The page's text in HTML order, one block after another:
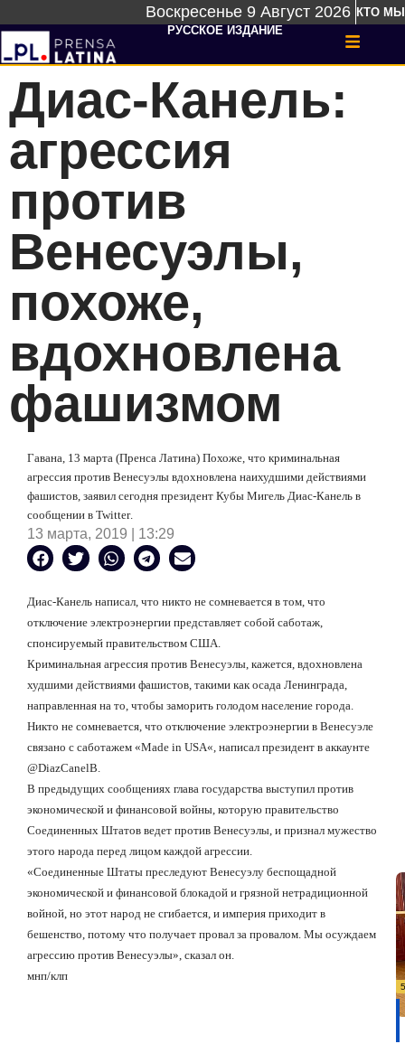
Воскресенье 9 Август 2026 КТО МЫ
РУССКОЕ ИЗДАНИЕ
Диас-Канель:
агрессия
против
Венесуэлы,
похоже,
вдохновлена ​​
фашизмом
Гавана, 13 марта (Пренса Латина) Похоже, что криминальная
агрессия против Венесуэлы вдохновлена наихудшими действиями
фашистов, заявил сегодня президент Кубы Мигель Диас-Канель в
сообщении в Twitter.
13 марта, 2019 | 13:29
Диас-Канель написал, что никто не сомневается в том, что
отключение электроэнергии представляет собой саботаж,
спонсируемый правительством США.
Криминальная агрессия против Венесуэлы, кажется, вдохновлена
худшими действиями фашистов, такими как осада Ленинграда,
направленная на то, чтобы заморить голодом население города.
Никто не сомневается, что отключение электроэнергии в Венесуэле
связано с саботажем «Made in USA«, написал президент в аккаунте
@DiazCanelB.
В предыдущих сообщениях глава государства выступил против
экономической и финансовой войны, которую правительство
Соединенных Штатов ведет против Венесуэлы, и признал мужество
этого народа перед лицом каждой агрессии.
«Соединенные Штаты преследуют Венесуэлу беспощадной
экономической и финансовой блокадой и грязной нетрадиционной
войной, но этот народ не сгибается, и империя приходит в
бешенство, потому что получает провал за провалом. Мы осуждаем
агрессию против Венесуэлы», сказал он.
мнп/клп